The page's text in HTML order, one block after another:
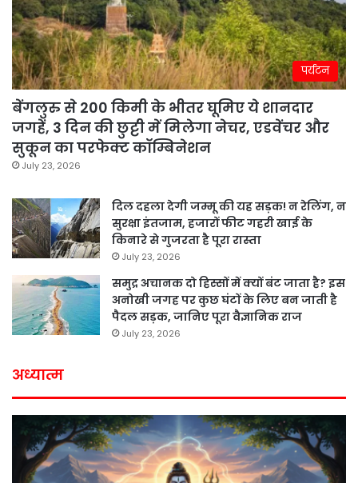
पर्यटन
बेंगलुरु से 200 किमी के भीतर घूमिए ये शानदार
जगहें, 3 दिन की छुट्टी में मिलेगा नेचर, एडवेंचर और
सुकून का परफेक्ट कॉम्बिनेशन
July 23, 2026
दिल दहला देगी जम्मू की यह सड़क! न रेलिंग, न
सुरक्षा इंतजाम, हजारों फीट गहरी खाई के
किनारे से गुजरता है पूरा रास्ता
July 23, 2026
समुद्र अचानक दो हिस्सों में क्यों बंट जाता है? इस
अनोखी जगह पर कुछ घंटों के लिए बन जाती है
पैदल सड़क, जानिए पूरा वैज्ञानिक राज
July 23, 2026
अध्यात्म